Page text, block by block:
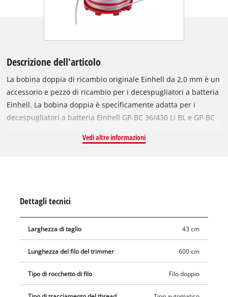
Descrizione dell'articolo
La bobina doppia di ricambio originale Einhell da 2,0 mm è un
accessorio e pezzo di ricambio per i decespugliatori a batteria
Einhell. La bobina doppia è specificamente adatta per i
decespugliatori a batteria Einhell GP-BC 36/430 Li BL e GP-BC
bobina di ricambio è equipaggiata con un robusto filo in nylon
tagliano efficacemente erbe alte, erbacce e prati.
Vedi altre informazioni
Dettagli tecnici
Larghezza di taglio 43 cm
Lunghezza del filo del trimmer 600 cm
Tipo di rocchetto di filo Filo doppio